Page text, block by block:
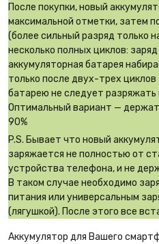
После покупки, новый
максимальной отметки, затем
(более сильный разряд только
несколько полных циклов:
аккумуляторная батарея
только после двух-трех
батарею не следует разряжать
Оптимальный вариант —
90%
P.S. Бывает что новый
заряжается не полностью от
устройства телефона, и не
В таком случае необходимо
питания или универсальным
(лягушкой). После этого все
Аккумулятор для Вашего